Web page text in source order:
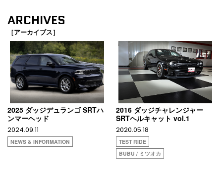
ARCHIVES
［アーカイブス］
2025 ダッジデュランゴ SRTハ
ンマーヘッド
2024.09.11
NEWS & INFORMATION
2016 ダッジチャレンジャー
SRTヘルキャット vol.1
2020.05.18
TEST RIDE
BUBU / ミツオカ